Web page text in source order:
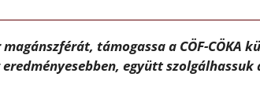
támogassa a CÖF-CÖKA
együtt